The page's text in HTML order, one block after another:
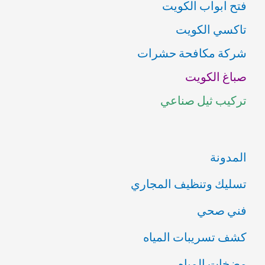
ح
ث
ع
ن
:
فتح ابواب الكويت
تاكسي الكويت
شركة مكافحة حشرات
صباغ الكويت
تركيب ثيل صناعي
المدونة
تسليك وتنظيف المجاري
فني صحي
كشف تسريبات المياه